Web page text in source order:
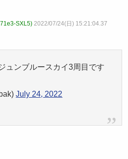
SXL5) 2022/07/24(日) 15:21:04.37
ュンブルースカイ3周目です
July 24, 2022